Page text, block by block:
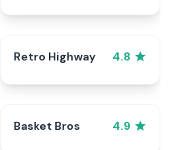
Retro Highway 4.8
Basket Bros 4.9